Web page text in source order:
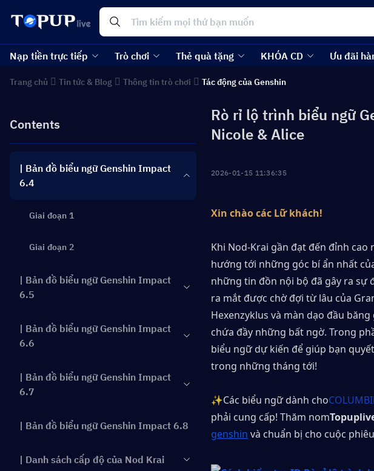
Nạp tiền trực tiếp Trò chơi Thẻ quà tặng KHÓA CD Ưu đãi
Trang chủ Tin tức & Blog Thông tin trò chơi Tác động của Genshin
Contents
| Bản đồ biểu ngữ Genshin Impact
6.4
Giai đoạn 1
Giai đoạn 2
| Bản đồ biểu ngữ Genshin Impact
6.5
| Bản đồ biểu ngữ Genshin Impact
6.6
| Bản đồ biểu ngữ Genshin Impact
6.7
| Bản đồ biểu ngữ Genshin Impact 6.8
| Danh sách cấp độ của Nod Krai
Rò rỉ lộ trình biểu ngữ
Nicole & Alice
2026-01-15 11:36:35
Xin chào các Lữ khách!
Khi Nod-Krai gần đạt đến đỉnh
hướng tới những góc bí ẩn nhất
những tin đồn nội bộ đã gây ra sự
ra mắt được chờ đợi từ lâu của
Hexenzyklus và màn dạo đầu
chứa đầy những bất ngờ. Trong
biểu ngữ dự kiến ​​để giúp bạn
trong những tháng tới!
✨Các biểu ngữ dành cho
phải cung cấp! Thăm nom
genshin và chuẩn bị cho cuộc